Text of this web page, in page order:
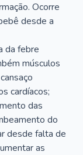
Ocorre
desde a
da febre
músculos
cardíacos;
das
do
desde falta de
as